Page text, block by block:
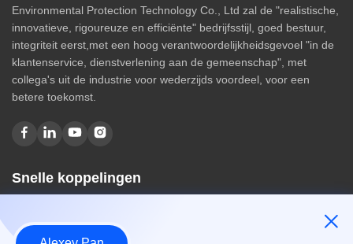
Environmental Protection Technology Co., Ltd zal de "realistische,
innovatieve, rigoureuze en efficiënte" bedrijfsstijl, goed bestuur,
integriteit eerst,met een hoog verantwoordelijkheidsgevoel "in de
klantenservice, dienstverlening aan de gemeenschap", met
collega's uit de industrie voor wederzijds voordeel, voor een
betere toekomst.
Snelle koppelingen
Over ons